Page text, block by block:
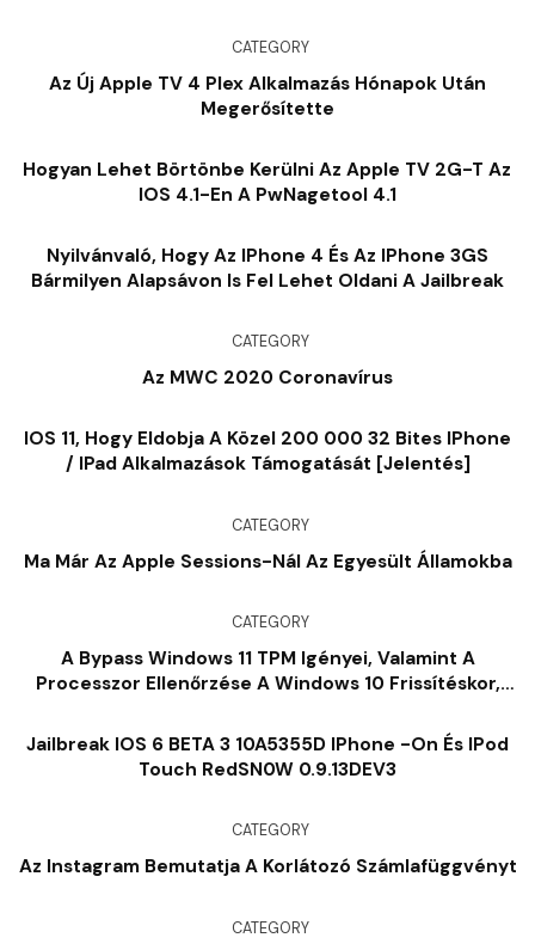
CATEGORY
Az Új Apple TV 4 Plex Alkalmazás Hónapok Után
Megerősítette
Hogyan Lehet Börtönbe Kerülni Az Apple TV 2G-T Az
IOS 4.1-En A PwNagetool 4.1
Nyilvánvaló, Hogy Az IPhone 4 És Az IPhone 3GS
Bármilyen Alapsávon Is Fel Lehet Oldani A Jailbreak
CATEGORY
Az MWC 2020 Coronavírus
IOS 11, Hogy Eldobja A Közel 200 000 32 Bites IPhone
/ IPad Alkalmazások Támogatását [Jelentés]
CATEGORY
Ma Már Az Apple Sessions-Nál Az Egyesült Államokba
CATEGORY
A Bypass Windows 11 TPM Igényei, Valamint A
Processzor Ellenőrzése A Windows 10 Frissítéskor,
Jailbreak IOS 6 BETA 3 10A5355D IPhone -on És IPod
Touch RedSN0W 0.9.13DEV3
CATEGORY
Az Instagram Bemutatja A Korlátozó Számlafüggvényt
CATEGORY